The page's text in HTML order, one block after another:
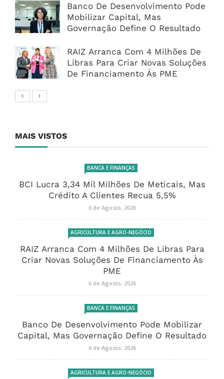
Banco De Desenvolvimento Pode
Mobilizar Capital, Mas
Governação Define O Resultado
RAIZ Arranca Com 4 Milhões De
Libras Para Criar Novas Soluções
De Financiamento Às PME
MAIS VISTOS
BANCA E FINANÇAS
BCI Lucra 3,34 Mil Milhões De Meticais, Mas
Crédito A Clientes Recua 5,5%
6 de Agosto, 2026
AGRICULTURA E AGRO-NEGÓCIO
RAIZ Arranca Com 4 Milhões De Libras Para
Criar Novas Soluções De Financiamento Às
PME
6 de Agosto, 2026
BANCA E FINANÇAS
Banco De Desenvolvimento Pode Mobilizar
Capital, Mas Governação Define O Resultado
6 de Agosto, 2026
AGRICULTURA E AGRO-NEGÓCIO